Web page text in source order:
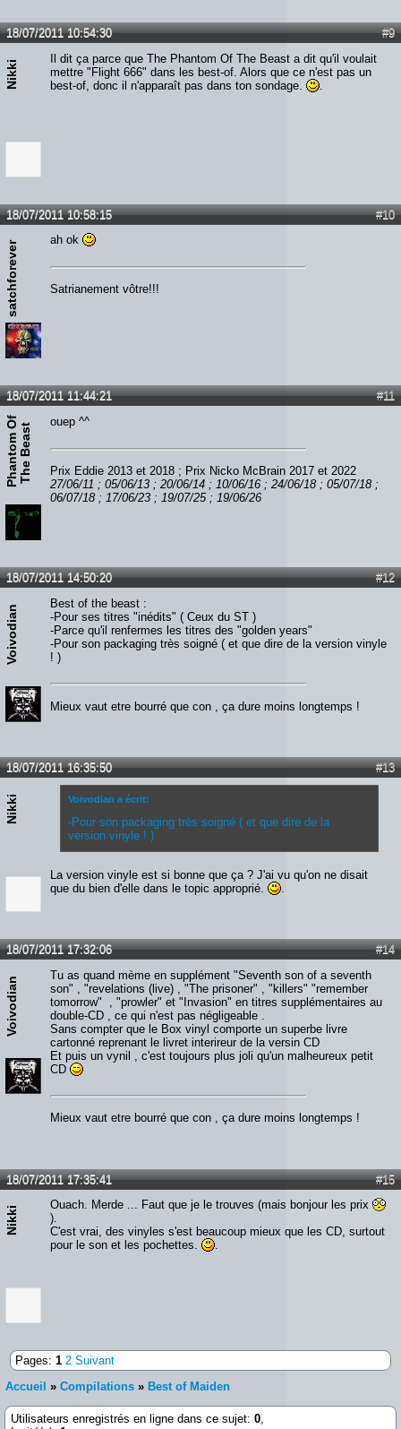
#9
18/07/2011 10:54:30
Nikki
Il dit ça parce que The Phantom Of The Beast a dit qu'il voulait
mettre "Flight 666" dans les best-of. Alors que ce n'est pas un
best-of, donc il n'apparaît pas dans ton sondage.
#10
18/07/2011 10:58:15
satchforever
ah ok
Satrianement vôtre!!!
#11
18/07/2011 11:44:21
P
h
a
n
t
o
m
O
f
T
h
e
B
e
a
st
ouep ^^
Prix Eddie 2013 et 2018 ; Prix Nicko McBrain 2017 et 2022
27/06/11 ; 05/06/13 ; 20/06/14 ; 10/06/16 ; 24/06/18 ; 05/07/18 ;
06/07/18 ; 17/06/23 ; 19/07/25 ; 19/06/26
#12
18/07/2011 14:50:20
Voivodian
Best of the beast :
-Pour ses titres "inédits" ( Ceux du ST )
-Parce qu'il renfermes les titres des "golden years"
-Pour son packaging très soigné ( et que dire de la version vinyle
! )
Mieux vaut etre bourré que con , ça dure moins longtemps !
#13
18/07/2011 16:35:50
Nikki Voivodian a écrit:
-Pour son packaging très soigné ( et que dire de la
version vinyle ! )
La version vinyle est si bonne que ça ? J'ai vu qu'on ne disait
que du bien d'elle dans le topic approprié.
.
#14
18/07/2011 17:32:06
Voivodian
Tu as quand mème en supplément "Seventh son of a seventh
son" , "revelations (live) , "The prisoner" , "killers" "remember
tomorrow" , "prowler" et "Invasion" en titres supplémentaires au
double-CD , ce qui n'est pas négligeable .
Sans compter que le Box vinyl comporte un superbe livre
cartonné reprenant le livret interireur de la versin CD
Et puis un vynil , c'est toujours plus joli qu'un malheureux petit
CD
Mieux vaut etre bourré que con , ça dure moins longtemps !
#15
18/07/2011 17:35:41
Nikki
Ouach. Merde ... Faut que je le trouves (mais bonjour les prix
).
C'est vrai, des vinyles s'est beaucoup mieux que les CD, surtout
pour le son et les pochettes.
.
Pages: 1 2 Suivant
Accueil » Compilations » Best of Maiden
Utilisateurs enregistrés en ligne dans ce sujet: 0,